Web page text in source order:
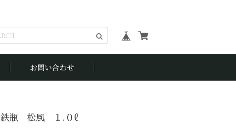
お問い合わせ
鉄瓶 松風 １.０ℓ